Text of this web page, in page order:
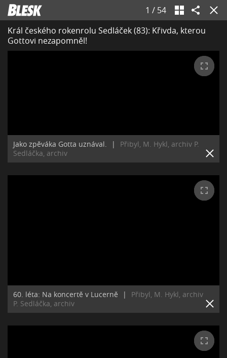
1 / 54
Král českého rokenrolu Sedláček (83): Křivda, kterou
Gottovi nezapomněl!
Jako zpěváka Gotta uznával. |
Přibyl, M. Hykl, archiv P.
Sedláčka, archiv
60. léta: Na koncertě v Lucerně |
Přibyl, M. Hykl, archiv
P. Sedláčka, archiv